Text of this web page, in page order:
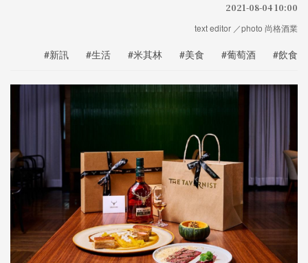
2021-08-04 10:00
text editor ／photo 尚格酒業
#新訊 #生活 #米其林 #美食 #葡萄酒 #飲食